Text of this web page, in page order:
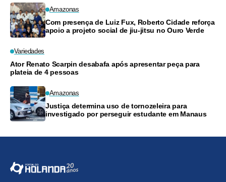
Amazonas
Com presença de Luiz Fux, Roberto Cidade reforça
apoio a projeto social de jiu-jitsu no Ouro Verde
Variedades
Ator Renato Scarpin desabafa após apresentar peça para
plateia de 4 pessoas
Amazonas
Justiça determina uso de tornozeleira para
investigado por perseguir estudante em Manaus